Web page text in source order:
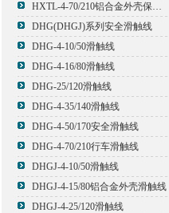
HXTL-4-70/210铝合金外壳保护多极管式滑触线
DHG(DHGJ)系列安全滑触线
DHG-4-10/50滑触线
DHG-4-16/80滑触线
DHG-25/120滑触线
DHG-4-35/140滑触线
DHG-4-50/170安全滑触线
DHG-4-70/210行车滑触线
DHGJ-4-10/50滑触线
DHGJ-4-15/80铝合金外壳滑触线
DHGJ-4-25/120滑触线